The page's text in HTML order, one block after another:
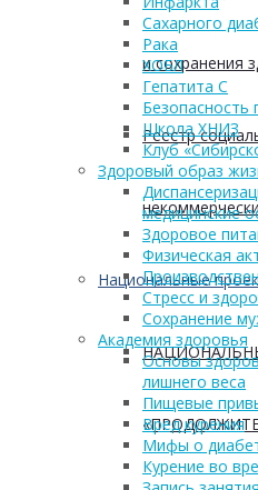
и сохранения
Реестр
Национальные
Сахарного
Рака
ХОБЛ
Гепатита С
Безопасность
Школа ХНИЗ
Клуб
Здоровый образ
медицинские
Здоровое
Физическая
Стресс и
Сохранение
Академия здоровья
Основы
лишнего веса
Пищевые
Вред курения
Мифы о
Курение во